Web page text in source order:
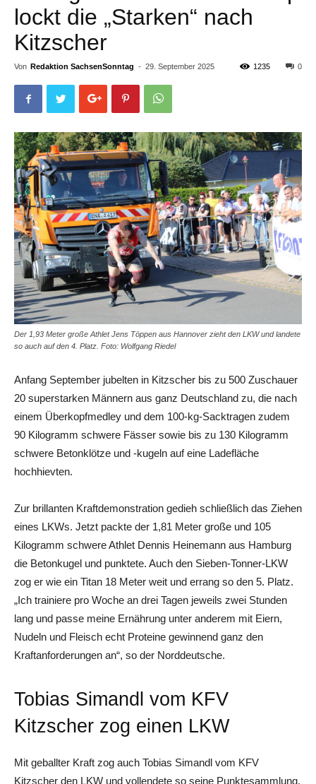
lockt die „Starken“ nach
Kitzscher
Von Redaktion SachsenSonntag - 29. September 2025 0
1235
Der 1,93 Meter große Athlet Jens Töppen aus Hannover zieht den LKW und landete
so auch auf den 4. Platz. Foto: Wolfgang Riedel
Anfang September jubelten in Kitzscher bis zu 500 Zuschauer
20 superstarken Männern aus ganz Deutschland zu, die nach
einem Überkopfmedley und dem 100-kg-Sacktragen zudem
90 Kilogramm schwere Fässer sowie bis zu 130 Kilogramm
schwere Betonklötze und -kugeln auf eine Ladefläche
hochhievten.
Zur brillanten Kraftdemonstration gedieh schließlich das Ziehen
eines LKWs. Jetzt packte der 1,81 Meter große und 105
Kilogramm schwere Athlet Dennis Heinemann aus Hamburg
die Betonkugel und punktete. Auch den Sieben-Tonner-LKW
zog er wie ein Titan 18 Meter weit und errang so den 5. Platz.
„Ich trainiere pro Woche an drei Tagen jeweils zwei Stunden
lang und passe meine Ernährung unter anderem mit Eiern,
Nudeln und Fleisch echt Proteine gewinnend ganz den
Kraftanforderungen an“, so der Norddeutsche.
Tobias Simandl vom KFV
Kitzscher zog einen LKW
Mit geballter Kraft zog auch Tobias Simandl vom KFV
Kitzscher den LKW und vollendete so seine Punktesammlung,